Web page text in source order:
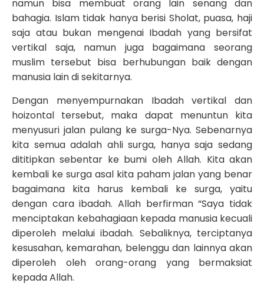
namun bisa membuat orang lain senang dan
bahagia. Islam tidak hanya berisi Sholat, puasa, haji
saja atau bukan mengenai Ibadah yang bersifat
vertikal saja, namun juga bagaimana seorang
muslim tersebut bisa berhubungan baik dengan
manusia lain di sekitarnya.
Dengan menyempurnakan Ibadah vertikal dan
hoizontal tersebut, maka dapat menuntun kita
menyusuri jalan pulang ke surga-Nya. Sebenarnya
kita semua adalah ahli surga, hanya saja sedang
dititipkan sebentar ke bumi oleh Allah. Kita akan
kembali ke surga asal kita paham jalan yang benar
bagaimana kita harus kembali ke surga, yaitu
dengan cara ibadah. Allah berfirman “Saya tidak
menciptakan kebahagiaan kepada manusia kecuali
diperoleh melalui ibadah. Sebaliknya, terciptanya
kesusahan, kemarahan, belenggu dan lainnya akan
diperoleh oleh orang-orang yang bermaksiat
kepada Allah.